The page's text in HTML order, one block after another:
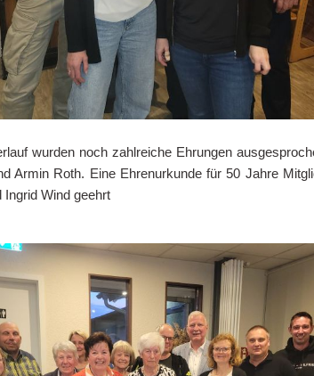
wurden noch zahlreiche Ehrungen
Armin Roth. Eine Ehrenurkunde für 50 Jahre
Ingrid Wind geehrt